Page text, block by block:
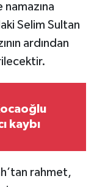
Selim Sultan
ardından
kaybı
rahmet,